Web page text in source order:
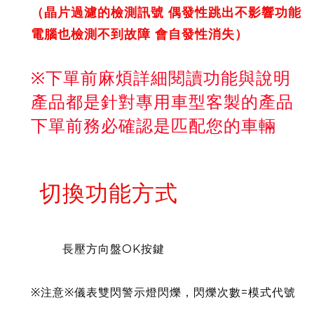
（晶片過濾的檢測訊號 偶發性跳出不影響功能
電腦也檢測不到故障 會自發性消失）
※下單前麻煩詳細閱讀功能與說明
產品都是針對專用車型客製的產品
下單前務必確認是匹配您的車輛
切換功能方式
長壓方向盤OK按鍵
※注意※儀表雙閃警示燈閃爍，閃爍次數=模式代號